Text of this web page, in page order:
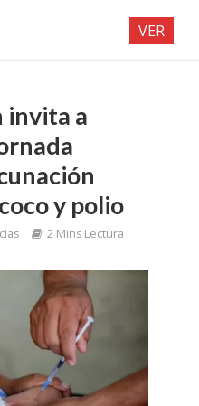
invita a
y polio
2 Mins Lectura
VER